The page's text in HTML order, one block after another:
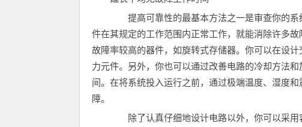
提高可靠性的最基本方法之一是审查你的系
件在其规定的工作范围内正常工作，就能消除许多
故障率较高的器件，如旋转式存储器。你可以在设
力元件。另外，你也可以通过改善电路的冷却方法
间。在将系统投入运行之前，通过极端温度、湿度
障。
除了认真仔细地设计电路以外，你可以采用